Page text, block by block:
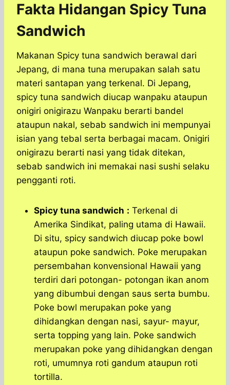
Fakta Hidangan Spicy Tuna
Sandwich
Makanan Spicy tuna sandwich berawal dari
Jepang, di mana tuna merupakan salah satu
materi santapan yang terkenal. Di Jepang,
spicy tuna sandwich diucap wanpaku ataupun
onigiri onigirazu Wanpaku berarti bandel
ataupun nakal, sebab sandwich ini mempunyai
isian yang tebal serta berbagai macam. Onigiri
onigirazu berarti nasi yang tidak ditekan,
sebab sandwich ini memakai nasi sushi selaku
pengganti roti.
Spicy tuna sandwich : Terkenal di
Amerika Sindikat, paling utama di Hawaii.
Di situ, spicy sandwich diucap poke bowl
ataupun poke sandwich. Poke merupakan
persembahan konvensional Hawaii yang
terdiri dari potongan- potongan ikan anom
yang dibumbui dengan saus serta bumbu.
Poke bowl merupakan poke yang
dihidangkan dengan nasi, sayur- mayur,
serta topping yang lain. Poke sandwich
merupakan poke yang dihidangkan dengan
roti, umumnya roti gandum ataupun roti
tortilla.